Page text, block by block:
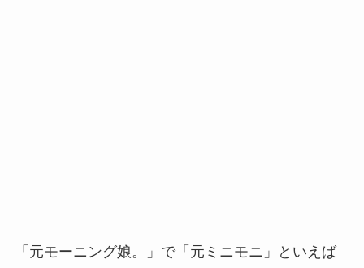
「元モーニング娘。」で「元ミニモニ」といえば